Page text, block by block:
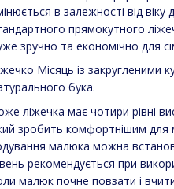
в залежності від
прямокутного
зручно та економічно для
Місяць із закругленими
бука.
ліжечка має чотири рівні
зробить комфортнішим для
малюка можна
рекомендується при
малюк почне повзати і